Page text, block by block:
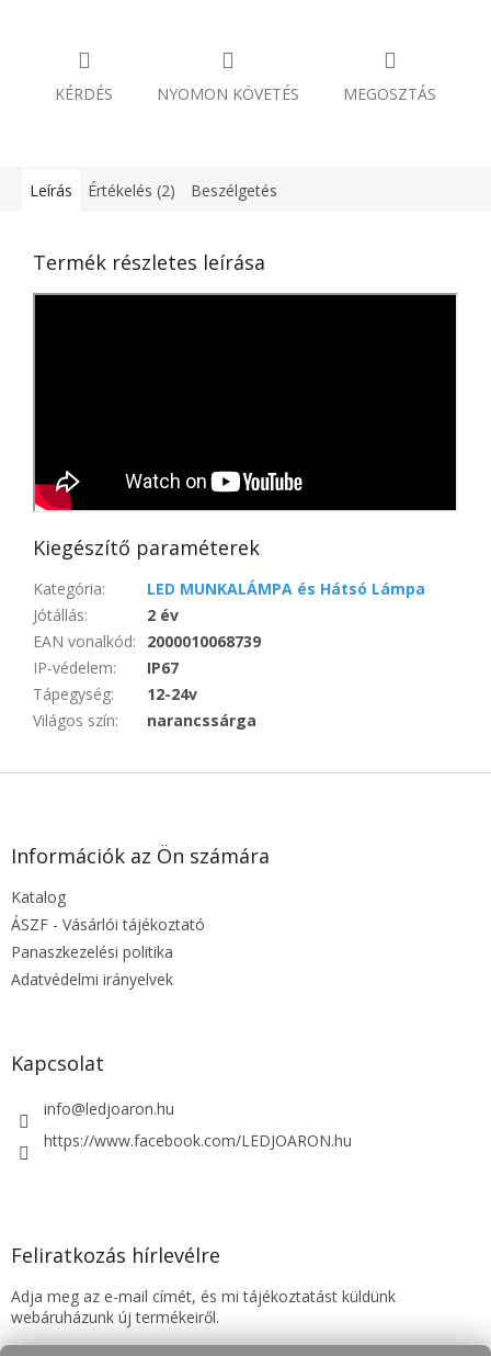
KÉRDÉS NYOMON KÖVETÉS MEGOSZTÁS
Leírás Értékelés (2) Beszélgetés
Termék részletes leírása
Kiegészítő paraméterek
Kategória:
LED MUNKALÁMPA és Hátsó Lámpa
Jótállás:
2 év
EAN vonalkód:
2000010068739
IP-védelem:
IP67
Tápegység:
12-24v
Világos szín: narancssárga
L
Információk az Ön számára
Katalog
ÁSZF - Vásárlói tájékoztató
Panaszkezelési politika
Adatvédelmi irányelvek
Kapcsolat
info@ledjoaron.hu
https://www.facebook.com/LEDJOARON.hu
Feliratkozás hírlevélre
Adja meg az e-mail címét, és mi tájékoztatást küldünk
webáruházunk új termékeiről.